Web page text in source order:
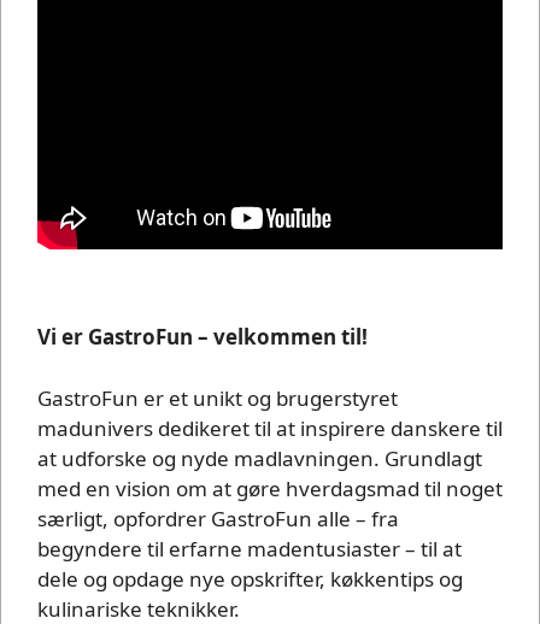
Vi er GastroFun – velkommen til!
GastroFun er et unikt og brugerstyret
madunivers dedikeret til at inspirere danskere til
at udforske og nyde madlavningen. Grundlagt
med en vision om at gøre hverdagsmad til noget
særligt, opfordrer GastroFun alle – fra
begyndere til erfarne madentusiaster – til at
dele og opdage nye opskrifter, køkkentips og
kulinariske teknikker.